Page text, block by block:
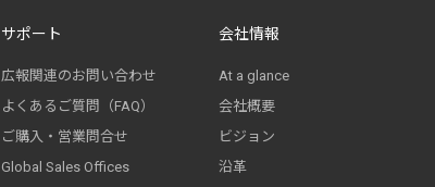
サポート
広報関連のお問い合わせ
よくあるご質問（FAQ）
ご購入・営業問合せ
Global Sales Offices
会社情報
At a glance
会社概要
ビジョン
沿革